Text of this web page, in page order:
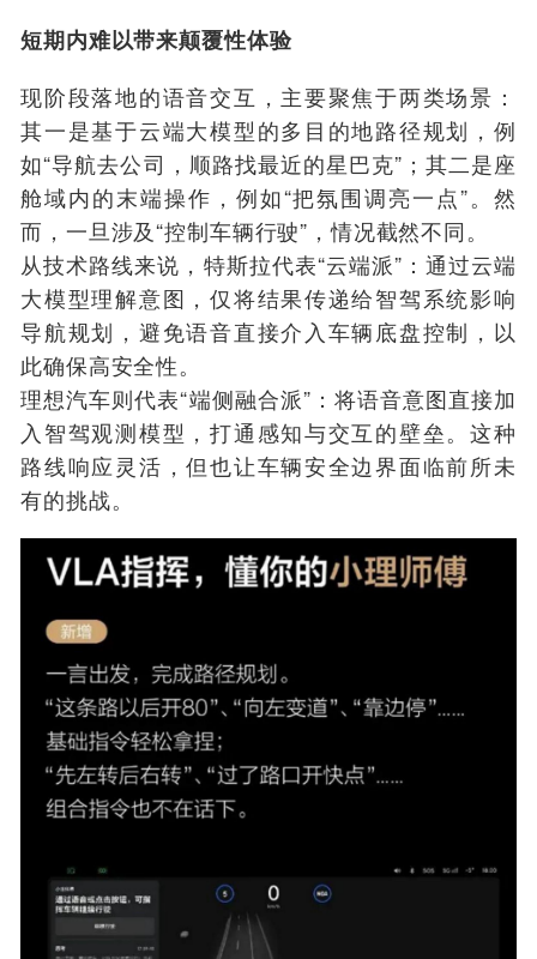
短期内难以带来颠覆性体验
现阶段落地的语音交互，主要聚焦于两类场景：
其一是基于云端大模型的多目的地路径规划，例
如“导航去公司，顺路找最近的星巴克”；其二是座
舱域内的末端操作，例如“把氛围调亮一点”。然
而，一旦涉及“控制车辆行驶”，情况截然不同。
从技术路线来说，特斯拉代表“云端派”：通过云端
大模型理解意图，仅将结果传递给智驾系统影响
导航规划，避免语音直接介入车辆底盘控制，以
此确保高安全性。
理想汽车则代表“端侧融合派”：将语音意图直接加
入智驾观测模型，打通感知与交互的壁垒。这种
路线响应灵活，但也让车辆安全边界面临前所未
有的挑战。